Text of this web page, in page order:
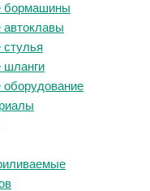
бормашины
автоклавы
стулья
шланги
оборудование